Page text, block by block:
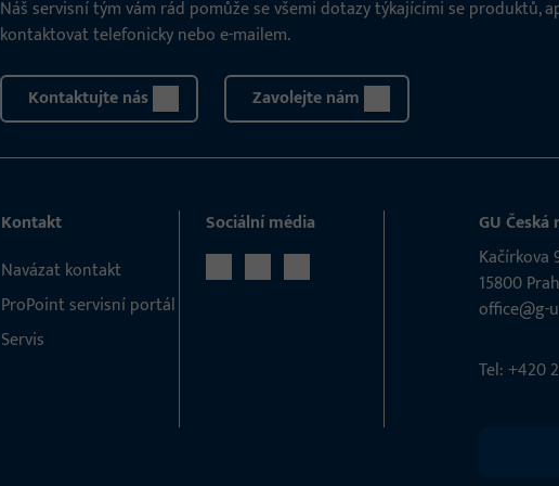
Náš servisní tým vám rád pomůže se všemi dotazy týkajícími se produktů,
kontaktovat telefonicky nebo e-mailem.
Kontaktujte nás Zavolejte nám
Kontakt
Navázat kontakt
ProPoint servisní portál
Servis
Sociální média
GU
Kačírkova
15800
office@g-
Tel: +420